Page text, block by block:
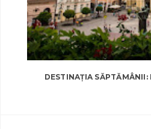
DESTINAȚIA SĂPTĂMÂNII: